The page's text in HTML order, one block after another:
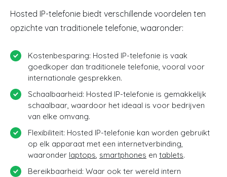
Hosted IP-telefonie biedt verschillende voordelen ten
opzichte van traditionele telefonie, waaronder:
Kostenbesparing: Hosted IP-telefonie is vaak
goedkoper dan traditionele telefonie, vooral voor
internationale gesprekken.
Schaalbaarheid: Hosted IP-telefonie is gemakkelijk
schaalbaar, waardoor het ideaal is voor bedrijven
van elke omvang.
Flexibiliteit: Hosted IP-telefonie kan worden gebruikt
op elk apparaat met een internetverbinding,
waaronder laptops, smartphones en tablets.
Bereikbaarheid: Waar ook ter wereld intern